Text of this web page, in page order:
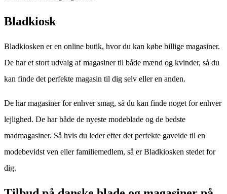
Bladkiosk
Bladkiosken er en online butik, hvor du kan købe billige magasiner.
De har et stort udvalg af magasiner til både mænd og kvinder, så du
kan finde det perfekte magasin til dig selv eller en anden.
De har magasiner for enhver smag, så du kan finde noget for enhver
lejlighed. De har både de nyeste modeblade og de bedste
madmagasiner. Så hvis du leder efter det perfekte gaveide til en
modebevidst ven eller familiemedlem, så er Bladkiosken stedet for
dig.